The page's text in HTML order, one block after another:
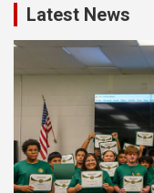
Latest News